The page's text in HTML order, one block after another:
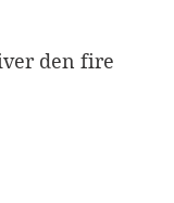
den fire